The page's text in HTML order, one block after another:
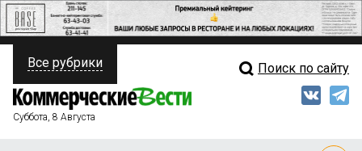
ПОЛИТИКА
ФИНАНСЫ
Свежий выпуск
Все рубрики Поиск по сайту
Суббота, 8 Августа